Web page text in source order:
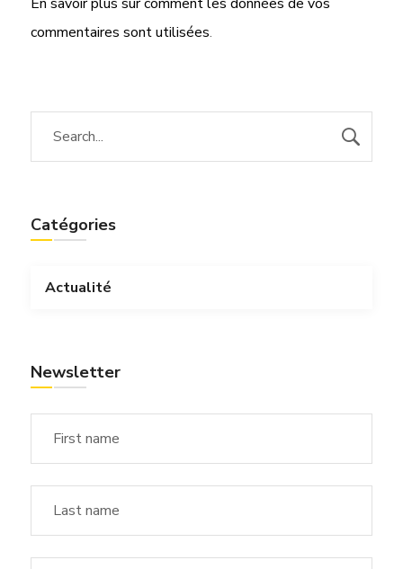
En savoir plus sur comment les données de vos
commentaires sont utilisées.
Catégories
Actualité
Newsletter